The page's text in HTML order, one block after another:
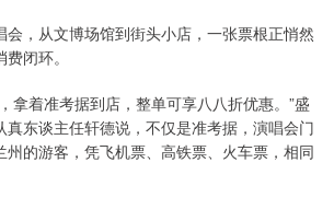
会，从文博场馆到街头小店，一张票根正悄然
闭环。
拿着准考据到店，整单可享八八折优惠。”盛
真东谈主任轩德说，不仅是准考据，演唱会门
州的游客，凭飞机票、高铁票、火车票，相同